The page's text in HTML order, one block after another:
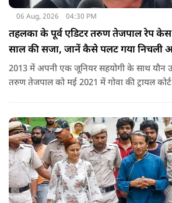
06 Aug, 2026 04:30 PM
तहलका के पूर्व एडिटर तरुण तेजपाल रेप केस
साल की सजा, जानें कैसे पलट गया निचली
2013 में अपनी एक जूनियर सहयोगी के साथ यौन
तरुण तेजपाल को मई 2021 में गोवा की ट्रायल